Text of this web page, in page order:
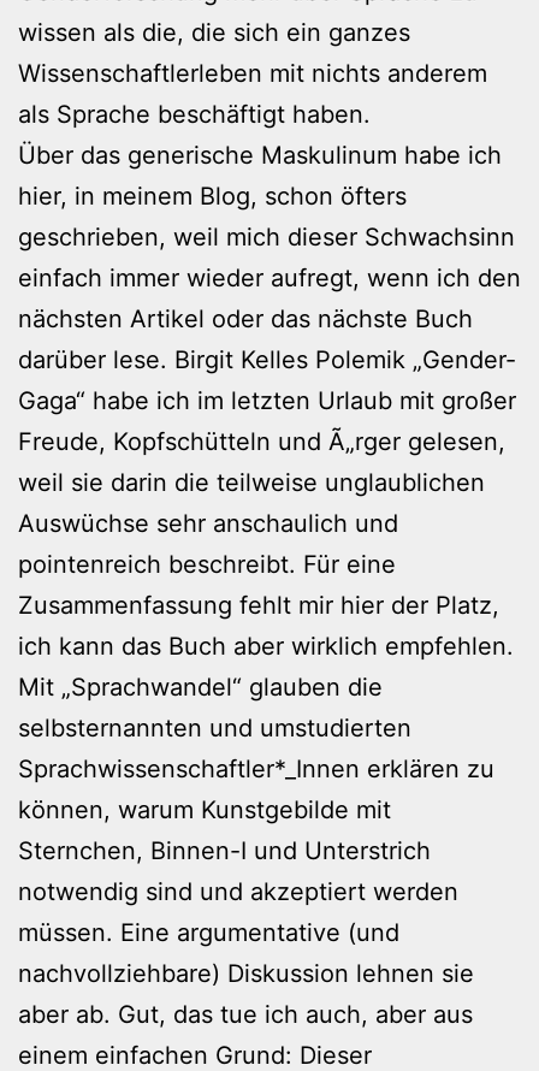
wissen als die, die sich ein ganzes
Wissenschaftlerleben mit nichts anderem
als Sprache beschäftigt haben.
Über das generische Maskulinum habe ich
hier, in meinem Blog, schon öfters
geschrieben, weil mich dieser Schwachsinn
einfach immer wieder aufregt, wenn ich den
nächsten Artikel oder das nächste Buch
darüber lese. Birgit Kelles Polemik „Gender-
Gaga“ habe ich im letzten Urlaub mit großer
Freude, Kopfschütteln und Ã„rger gelesen,
weil sie darin die teilweise unglaublichen
Auswüchse sehr anschaulich und
pointenreich beschreibt. Für eine
Zusammenfassung fehlt mir hier der Platz,
ich kann das Buch aber wirklich empfehlen.
Mit „Sprachwandel“ glauben die
selbsternannten und umstudierten
Sprachwissenschaftler*_Innen erklären zu
können, warum Kunstgebilde mit
Sternchen, Binnen-I und Unterstrich
notwendig sind und akzeptiert werden
müssen. Eine argumentative (und
nachvollziehbare) Diskussion lehnen sie
aber ab. Gut, das tue ich auch, aber aus
einem einfachen Grund: Dieser